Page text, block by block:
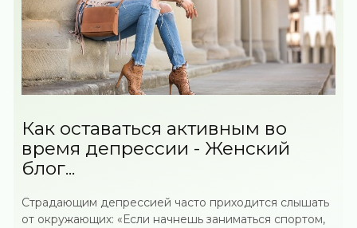
Как оставаться активным во
время депрессии - Женский
блог...
Страдающим депрессией часто приходится слышать
от окружающих: «Если начнешь заниматься спортом,